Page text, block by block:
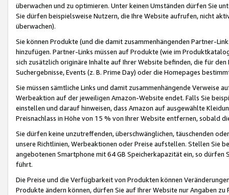
überwachen und zu optimieren. Unter keinen Umständen dürfen Sie
Sie dürfen beispielsweise Nutzern, die Ihre Website aufrufen, nicht
überwachen).
Sie können Produkte (und die damit zusammenhängenden Partner-
hinzufügen. Partner-Links müssen auf Produkte (wie im
sich zusätzlich originäre Inhalte auf Ihrer Website befinden, die für
Suchergebnisse, Events (z. B. Prime Day) oder die Homepages
Sie müssen sämtliche Links und damit zusammenhängende
Werbeaktion auf der jeweiligen Amazon-Website endet. Falls Sie
einstellen und darauf hinweisen, dass Amazon auf ausgewählte
Preisnachlass in Höhe von 15 % von Ihrer Website entfernen, sobald
Sie dürfen keine unzutreffenden, überschwänglichen, täuschenden
unsere Richtlinien, Werbeaktionen oder Preise aufstellen. Stellen Sie
angebotenen Smartphone mit 64 GB Speicherkapazität ein, so dürfen
führt.
Die Preise und die Verfügbarkeit von Produkten können
Produkte ändern können, dürfen Sie auf Ihrer Website nur Angaben